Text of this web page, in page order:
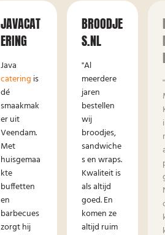
JAVACAT
ERING
Java
catering is
dé
smaakmak
er uit
Veendam.
Met
huisgemaa
kte
buffetten
en
barbecues
zorgt hij
BROODJE
S.NL
"Al
meerdere
jaren
bestellen
wij
broodjes,
sandwiche
s en wraps.
Kwaliteit is
als altijd
goed. En
komen ze
altijd ruim